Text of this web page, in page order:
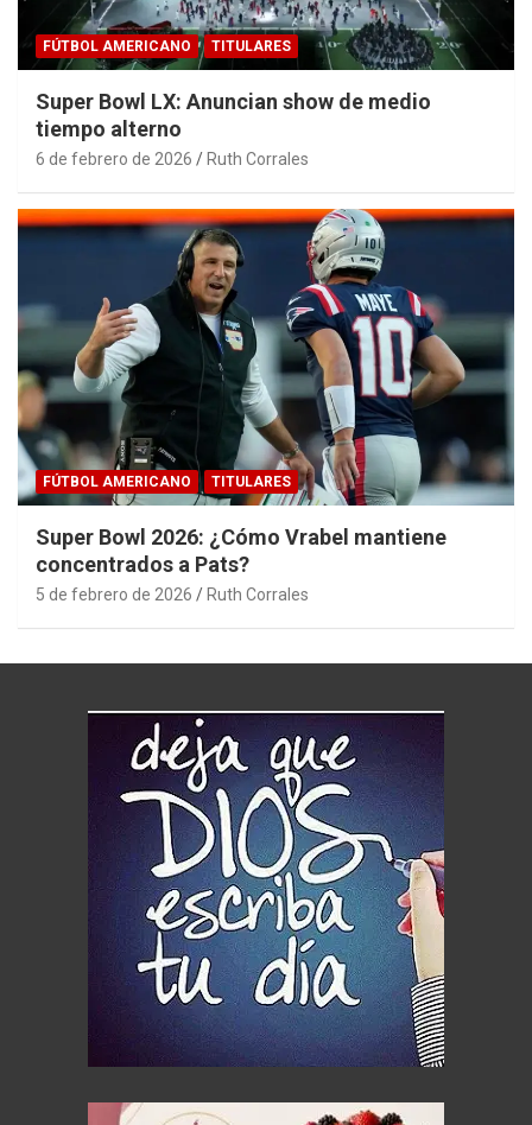
FÚTBOL AMERICANO TITULARES
Super Bowl LX: Anuncian show de medio
tiempo alterno
6 de febrero de 2026 Ruth Corrales
FÚTBOL AMERICANO TITULARES
Super Bowl 2026: ¿Cómo Vrabel mantiene
concentrados a Pats?
5 de febrero de 2026 Ruth Corrales